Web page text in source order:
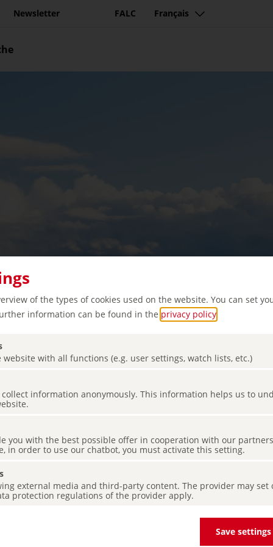
of the types of cookies used on the website. You can set
information can be found in the privacy policy
website with all functions (e.g. user settings, watch lists, etc.)
collect information anonymously. This information helps us to
you with the best possible offer in cooperation with our
in order to use our chatbot, you must activate this setting.
external media and third-party content. The provider may set
protection regulations of the provider apply.
Save settings
Newsletter FALC Français